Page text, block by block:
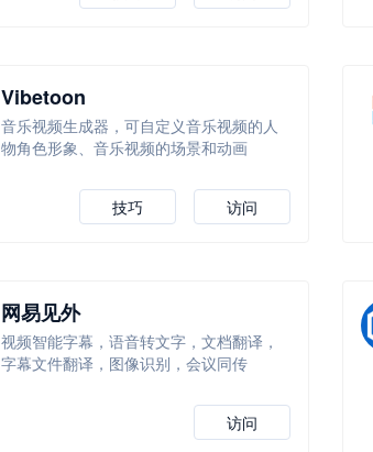
Vibetoon
音乐视频生成器，可自定义音乐视频的人
物角色形象、音乐视频的场景和动画
访问
技巧
网易见外
视频智能字幕，语音转文字，文档翻译，
字幕文件翻译，图像识别，会议同传
访问